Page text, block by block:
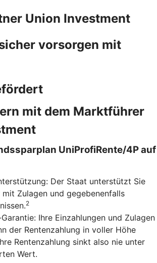
Union Investment
vorsorgen mit
mit dem Marktführer
UniProfiRente/4P auf
Der Staat unterstützt Sie
Zulagen und gegebenenfalls
2
Ihre Einzahlungen und Zulagen
der Rentenzahlung in voller Höhe
Rentenzahlung sinkt also nie unter
Wert.